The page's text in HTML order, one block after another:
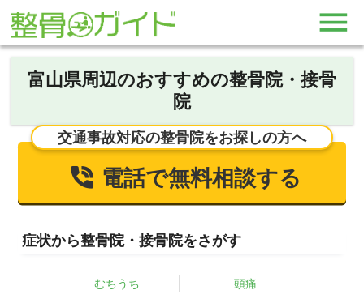
富山県周辺のおすすめの整骨院・接骨
院
交通事故対応の整骨院をお探しの方へ
電話で無料相談する
症状から整骨院・接骨院をさがす
むちうち 頭痛